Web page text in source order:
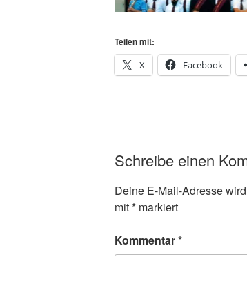
Teilen mit:
X
Facebook
Schreibe einen
Deine E-Mail-Adresse
mit*markiert
Kommentar*